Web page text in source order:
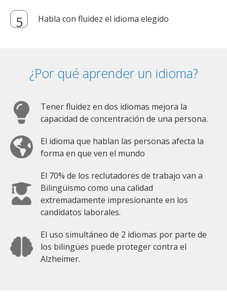
Habla con fluidez el idioma elegido
¿Por qué aprender un idioma?
Tener fluidez en dos idiomas mejora la
capacidad de concentración de una persona.
El idioma que hablan las personas afecta la
forma en que ven el mundo
El 70% de los reclutadores de trabajo van a
Bilingüismo como una calidad
extremadamente impresionante en los
candidatos laborales.
El uso simultáneo de 2 idiomas por parte de
los bilingües puede proteger contra el
Alzheimer.